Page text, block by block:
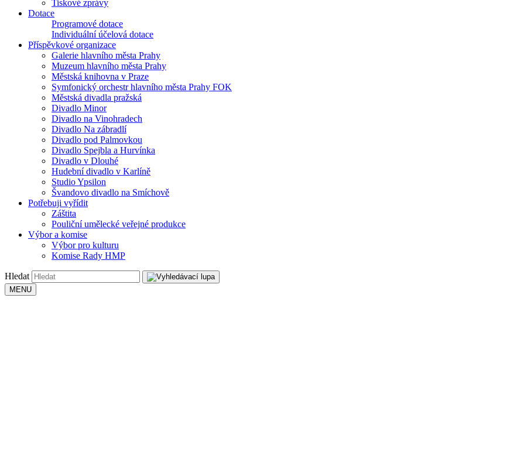
Tiskové zprávy
Dotace
Programové dotace
Individuální účelová dotace
Příspěvkové organizace
Galerie hlavního města Prahy
Muzeum hlavního města Prahy
Městská knihovna v Praze
Symfonický orchestr hlavního města Prahy FOK
Městská divadla pražská
Divadlo Minor
Divadlo na Vinohradech
Divadlo Na zábradlí
Divadlo pod Palmovkou
Divadlo Spejbla a Hurvínka
Divadlo v Dlouhé
Hudební divadlo v Karlíně
Studio Ypsilon
Švandovo divadlo na Smíchově
Potřebuji vyřídit
Záštita
Pouliční umělecké veřejné produkce
Výbor a komise
Výbor pro kulturu
Komise Rady HMP
Hledat
MENU